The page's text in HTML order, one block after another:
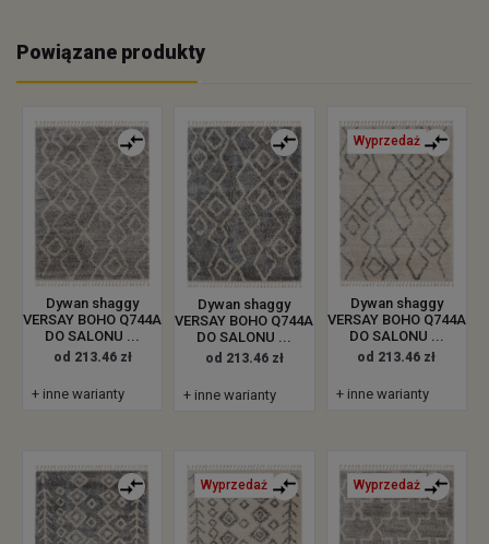
Powiązane produkty
Dywan shaggy
VERSAY BOHO Q744A
DO SALONU ...
od 213.46 zł
+ inne warianty
Dywan shaggy
VERSAY BOHO Q744A
DO SALONU ...
od 213.46 zł
+ inne warianty
Wyprzedaż
Dywan shaggy
VERSAY BOHO Q744A
DO SALONU ...
od 213.46 zł
+ inne warianty
Wyprzedaż Wyprzedaż